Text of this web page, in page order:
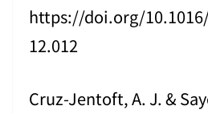
https://doi.org/
12.012
Cruz-Jentoft, A. J. &